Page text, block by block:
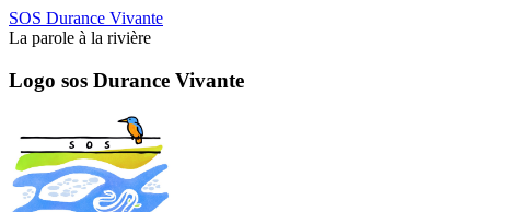
SOS Durance Vivante
La parole à la rivière
Logo sos Durance Vivante